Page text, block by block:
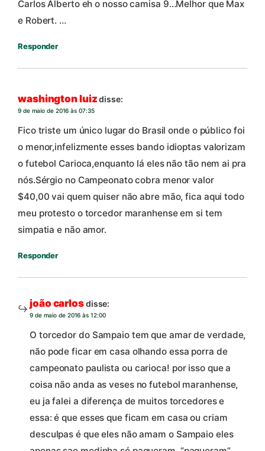
Carlos Alberto eh o nosso camisa 9…Melhor que Max
e Robert. …
Responder
washington luiz disse:
9 de maio de 2016 às 07:35
Fico triste um único lugar do Brasil onde o público foi
o menor,infelizmente esses bando idioptas valorizam
o futebol Carioca,enquanto lá eles não tão nem ai pra
nós.Sérgio no Campeonato cobra menor valor
$40,00 vai quem quiser não abre mão, fica aqui todo
meu protesto o torcedor maranhense em si tem
simpatia e não amor.
Responder
joão carlosdisse:
9 de maio de 2016 às 12:00
O torcedor do Sampaio tem que amar de verdade,
não pode ficar em casa olhando essa porra de
campeonato paulista ou carioca! por isso que a
coisa não anda as veses no futebol maranhense,
eu ja falei a diferença de muitos torcedores e
essa: é que esses que ficam em casa ou criam
desculpas é que eles não amam o Sampaio eles